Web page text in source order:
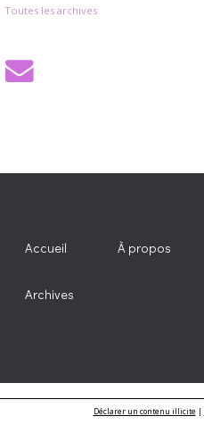
Toutes les archives
Accueil À propos
Archives
Déclarer un contenu illicite|